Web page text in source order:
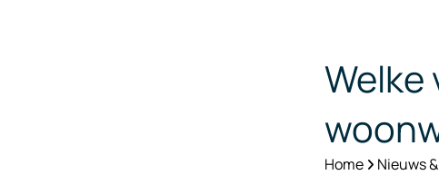
Welke
Home Nieuws